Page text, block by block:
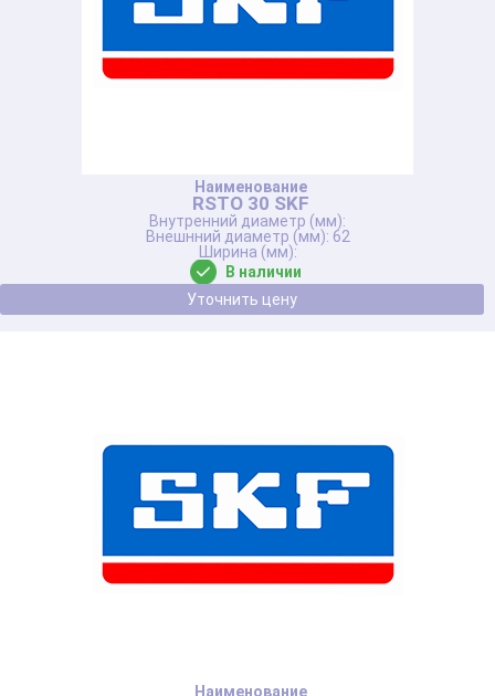
RSTO 30 SKF
62
В наличии
Уточнить цену